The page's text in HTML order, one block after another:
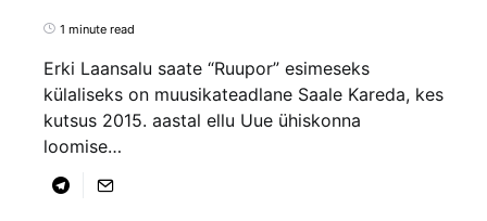
1 minute read
Erki Laansalu saate “Ruupor” esimeseks
külaliseks on muusikateadlane Saale Kareda, kes
kutsus 2015. aastal ellu Uue ühiskonna
loomise…